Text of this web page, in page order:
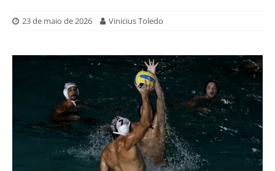
23 de maio de 2026 Vinicius Toledo